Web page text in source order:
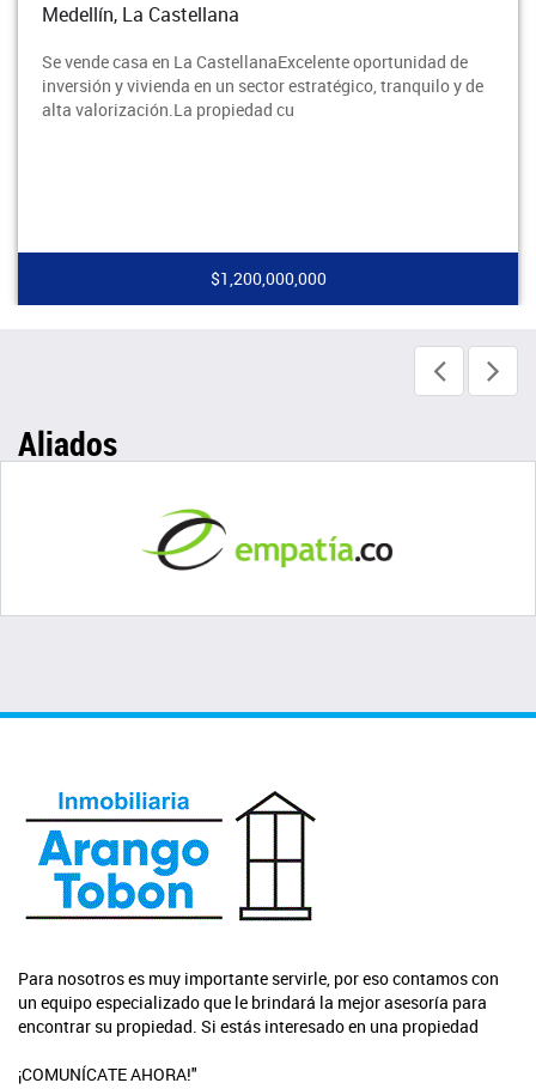
Medellín, La Castellana
Se vende casa en La CastellanaExcelente oportunidad de
inversión y vivienda en un sector estratégico, tranquilo y de
alta valorización.La propiedad cu
$1,200,000,000
Aliados
Para nosotros es muy importante servirle, por eso contamos con
un equipo especializado que le brindará la mejor asesoría para
encontrar su propiedad. Si estás interesado en una propiedad
¡COMUNÍCATE AHORA!"